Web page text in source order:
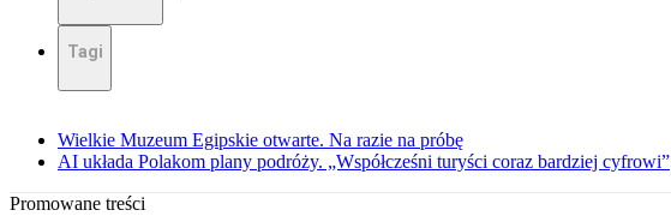
Tagi
Wielkie Muzeum Egipskie otwarte. Na razie na próbę
AI układa Polakom plany podróży. „Współcześni turyści coraz bardziej cyfrowi”
Promowane treści